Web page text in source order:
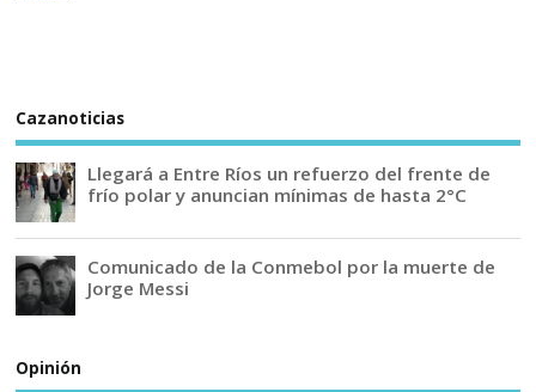
Cazanoticias
Llegará a Entre Ríos un refuerzo del frente de
frío polar y anuncian mínimas de hasta 2°C
Comunicado de la Conmebol por la muerte de
Jorge Messi
Opinión